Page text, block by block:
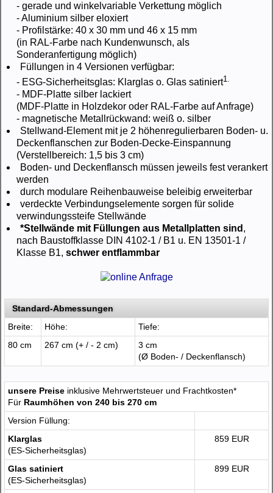
- gerade und winkelvariable Verkettung möglich
- Aluminium silber eloxiert
- Profilstärke: 40 x 30 mm und 46 x 15 mm
(in RAL-Farbe nach Kundenwunsch, als
Sonderanfertigung möglich)
Füllungen in 4 Versionen verfügbar:
- ESG-Sicherheitsglas: Klarglas o. Glas satiniert1.
- MDF-Platte silber lackiert
(MDF-Platte in Holzdekor oder RAL-Farbe auf Anfrage)
- magnetische Metallrückwand: weiß o. silber
Stellwand-Element mit je 2 höhenregulierbaren Boden- u.
Deckenflanschen zur Boden-Decke-Einspannung
(Verstellbereich: 1,5 bis 3 cm)
Boden- und Deckenflansch müssen jeweils fest verankert
werden
durch modulare Reihenbauweise beleibig erweiterbar
verdeckte Verbindungselemente sorgen für solide
verwindungssteife Stellwände
*Stellwände mit Füllungen aus Metallplatten sind ,
nach Baustoffklasse DIN 4102-1 / B1 u. EN 13501-1 /
Klasse B1, schwer entflammbar
Standard-Abmessungen
Breite:
Höhe:
Tiefe:
80 cm
267 cm (+ / - 2 cm)
3 cm
(Ø Boden- / Deckenflansch)
unsere Preise inklusive Mehrwertsteuer und Frachtkosten*
Für Raumhöhen von 240 bis 270 cm
Version Füllung:
Klarglas
(ES-Sicherheitsglas)
859 EUR
Glas satiniert
(ES-Sicherheitsglas)
899 EUR